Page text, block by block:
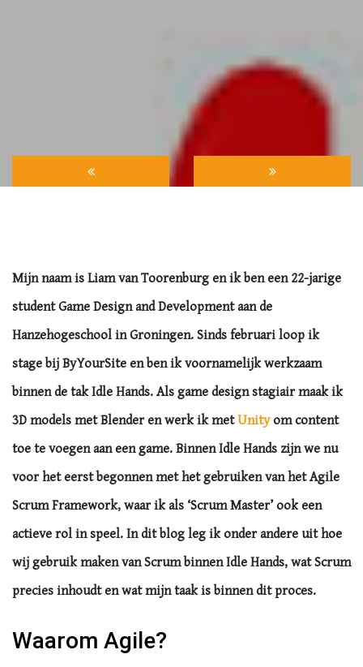
Mijn naam is Liam van Toorenburg en ik ben een 22-jarige
student Game Design and Development aan de
Hanzehogeschool in Groningen. Sinds februari loop ik
stage bij ByYourSite en ben ik voornamelijk werkzaam
binnen de tak Idle Hands. Als game design stagiair maak ik
3D models met Blender en werk ik metUnityom content
toe te voegen aan een game. Binnen Idle Hands zijn we nu
voor het eerst begonnen met het gebruiken van hetAgile
Scrum Framework, waar ik als ‘Scrum Master’ ook een
actieve rol in speel. In dit blog leg ik onder andere uit hoe
wij gebruik maken van Scrum binnen Idle Hands, wat Scrum
precies inhoudt en wat mijn taak is binnen dit proces.
Waarom Agile?